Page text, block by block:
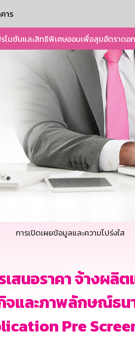
าร
โมชันและสิทธิพิเศษออมเพื่อสุขอัตราดอ
การเปิดเผยข้อมูลและความโปร่งใส
เสนอราคา จ้างผลิ
จและภาพลักษณ์ธ
Pre